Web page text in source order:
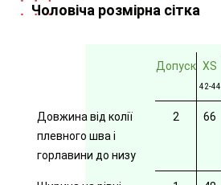
Чоловіча розмірна сітка
Допуск XS
42-44
Довжина від колії
плевного шва і
горлавини до низу
2 66